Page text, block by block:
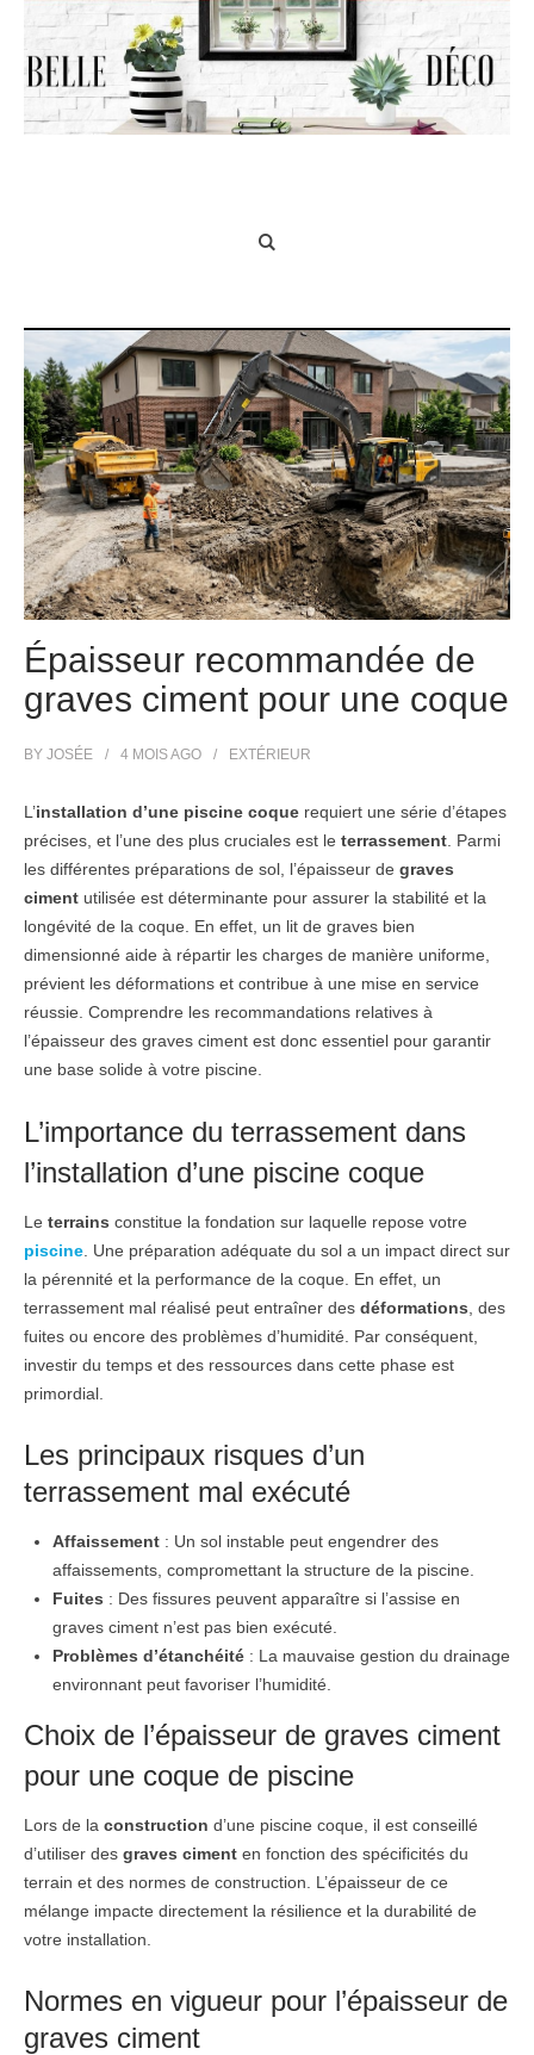
Épaisseur recommandée de
graves ciment pour une coque
BY JOSÉE 4 MOISAGO EXTÉRIEUR
L’installation d’une piscine coque requiert une série d’étapes
précises, et l’une des plus cruciales est le terrassement . Parmi
les différentes préparations de sol, l’épaisseur de graves
ciment utilisée est déterminante pour assurer la stabilité et la
longévité de la coque. En effet, un lit de graves bien
dimensionné aide à répartir les charges de manière uniforme,
prévient les déformations et contribue à une mise en service
réussie. Comprendre les recommandations relatives à
l’épaisseur des graves ciment est donc essentiel pour garantir
une base solide à votre piscine.
L’importance du terrassement dans
l’installation d’une piscine coque
Le terrains constitue la fondation sur laquelle repose votre
piscine . Une préparation adéquate du sol a un impact direct sur
la pérennité et la performance de la coque. En effet, un
terrassement mal réalisé peut entraîner des déformations , des
fuites ou encore des problèmes d’humidité. Par conséquent,
investir du temps et des ressources dans cette phase est
primordial.
Les principaux risques d’un
terrassement mal exécuté
Affaissement : Un sol instable peut engendrer des
affaissements, compromettant la structure de la piscine.
Fuites : Des fissures peuvent apparaître si l’assise en
graves ciment n’est pas bien exécuté.
Problèmes d’étanchéité : La mauvaise gestion du drainage
environnant peut favoriser l’humidité.
Choix de l’épaisseur de graves ciment
pour une coque de piscine
Lors de la construction d’une piscine coque, il est conseillé
d’utiliser des graves ciment en fonction des spécificités du
terrain et des normes de construction. L’épaisseur de ce
mélange impacte directement la résilience et la durabilité de
votre installation.
Normes en vigueur pour l’épaisseur de
graves ciment